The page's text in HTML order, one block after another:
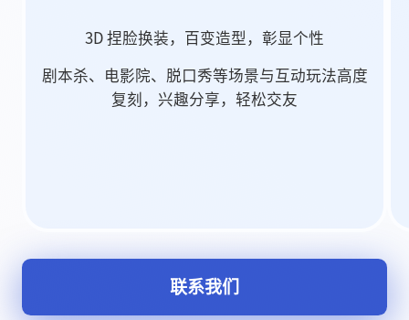
3D 捏脸换装，百变造型，彰显个性
剧本杀、电影院、脱口秀等场景与互动玩法高度
复刻，兴趣分享，轻松交友
联系我们